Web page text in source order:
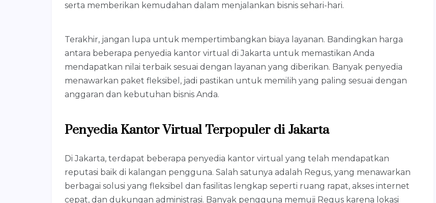
serta memberikan kemudahan dalam menjalankan bisnis sehari-hari.
Terakhir, jangan lupa untuk mempertimbangkan biaya layanan. Bandingkan harga
antara beberapa penyedia kantor virtual di Jakarta untuk memastikan Anda
mendapatkan nilai terbaik sesuai dengan layanan yang diberikan. Banyak penyedia
menawarkan paket fleksibel, jadi pastikan untuk memilih yang paling sesuai dengan
anggaran dan kebutuhan bisnis Anda.
Penyedia Kantor Virtual Terpopuler di Jakarta
Di Jakarta, terdapat beberapa penyedia kantor virtual yang telah mendapatkan
reputasi baik di kalangan pengguna. Salah satunya adalah Regus, yang menawarkan
berbagai solusi yang fleksibel dan fasilitas lengkap seperti ruang rapat, akses internet
cepat, dan dukungan administrasi. Banyak pengguna memuji Regus karena lokasi